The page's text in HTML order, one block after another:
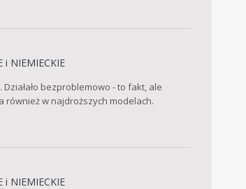
i NIEMIECKIE
bezproblemowo - to fakt, ale
również w najdroższych modelach.
i NIEMIECKIE